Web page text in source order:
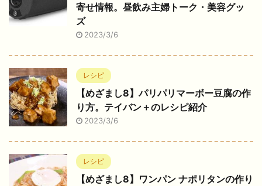
寄せ情報。昼飲み主婦トーク・美容グッ
ズ
2023/3/6
レシピ
【めざまし8】パリパリマーボー豆腐の作
り方。テイバン＋のレシピ紹介
2023/3/6
レシピ
【めざまし8】ワンパン ナポリタンの作り